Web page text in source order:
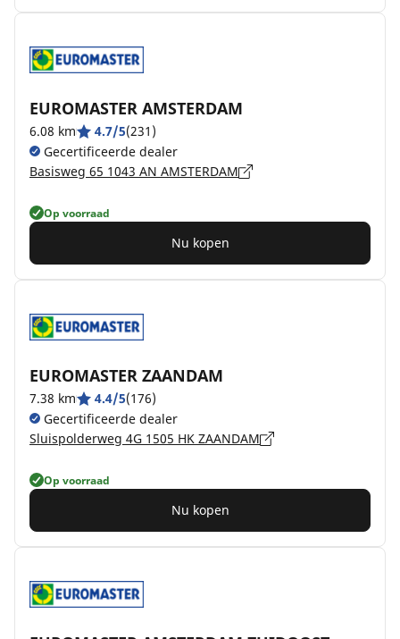
EUROMASTER AMSTERDAM
6.08 km 4.7/5(231)
Gecertificeerde dealer
Basisweg 65 1043 AN AMSTERDAM
Op voorraad
Nu kopen
EUROMASTER ZAANDAM
7.38 km 4.4/5(176)
Gecertificeerde dealer
Sluispolderweg 4G 1505 HK ZAANDAM
Op voorraad
Nu kopen